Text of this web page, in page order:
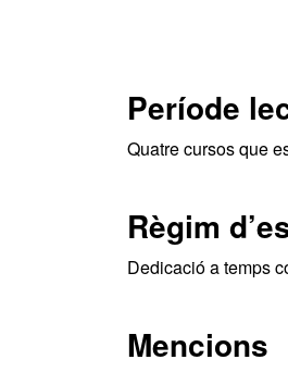
Període
Quatre cursos que
Règim
Dedicació a temps
Mencions